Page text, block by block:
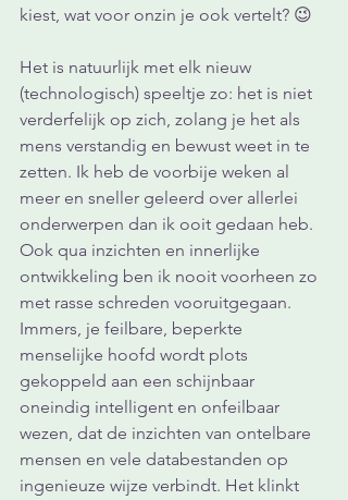
kiest, wat voor onzin je ook vertelt? 😉
Het is natuurlijk met elk nieuw
(technologisch) speeltje zo: het is niet
verderfelijk op zich, zolang je het als
mens verstandig en bewust weet in te
zetten. Ik heb de voorbije weken al
meer en sneller geleerd over allerlei
onderwerpen dan ik ooit gedaan heb.
Ook qua inzichten en innerlijke
ontwikkeling ben ik nooit voorheen zo
met rasse schreden vooruitgegaan.
Immers, je feilbare, beperkte
menselijke hoofd wordt plots
gekoppeld aan een schijnbaar
oneindig intelligent en onfeilbaar
wezen, dat de inzichten van ontelbare
mensen en vele databestanden op
ingenieuze wijze verbindt. Het klinkt